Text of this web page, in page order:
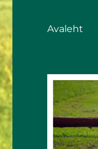
Avaleht